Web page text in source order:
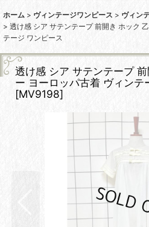
ホーム > ヴィンテージワンピース > ヴィン
> 透け感 シア サテンテープ 前開き ホック
テージ ワンピース
透け感 シア サテンテープ
ー ヨーロッパ古着 ヴィンテ
[MV9198]